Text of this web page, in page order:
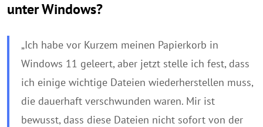
unter Windows?
„Ich habe vor Kurzem meinen Papierkorb in
Windows 11 geleert, aber jetzt stelle ich fest, dass
ich einige wichtige Dateien wiederherstellen muss,
die dauerhaft verschwunden waren. Mir ist
bewusst, dass diese Dateien nicht sofort von der